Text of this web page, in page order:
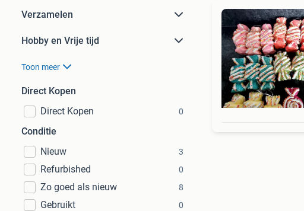
Verzamelen
Hobby en Vrije tijd
Toon meer
Direct Kopen
Direct Kopen
0
Conditie
Nieuw
3
Refurbished 0
Zo goed als nieuw 8
Gebruikt 0